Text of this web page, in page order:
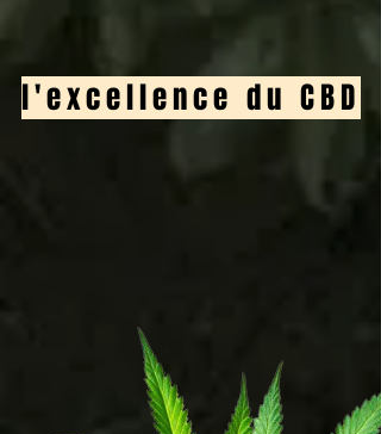
l'excellence du CBD